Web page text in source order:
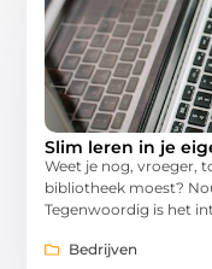
Slim leren in je
Weet je nog, vroeger,
bibliotheek moest?
Tegenwoordig is het
Bedrijven